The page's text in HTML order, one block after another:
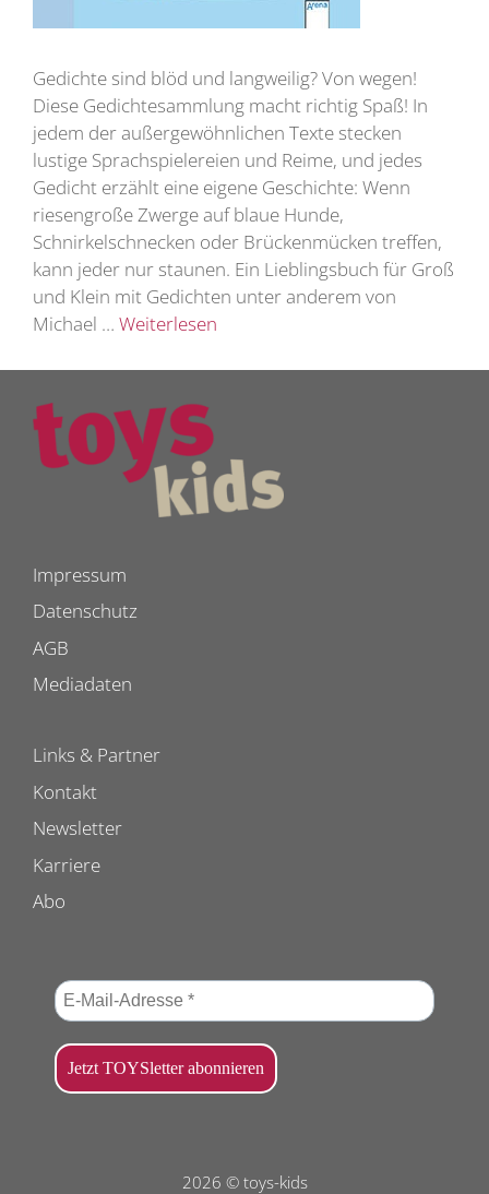
Gedichte sind blöd und langweilig? Von wegen!
Diese Gedichtesammlung macht richtig Spaß! In
jedem der außergewöhnlichen Texte stecken
lustige Sprachspielereien und Reime, und jedes
Gedicht erzählt eine eigene Geschichte: Wenn
riesengroße Zwerge auf blaue Hunde,
Schnirkelschnecken oder Brückenmücken treffen,
kann jeder nur staunen. Ein Lieblingsbuch für Groß
und Klein mit Gedichten unter anderem von
Michael … Weiterlesen
Impressum
Datenschutz
AGB
Mediadaten
Links & Partner
Kontakt
Newsletter
Karriere
Abo
2026 © toys-kids